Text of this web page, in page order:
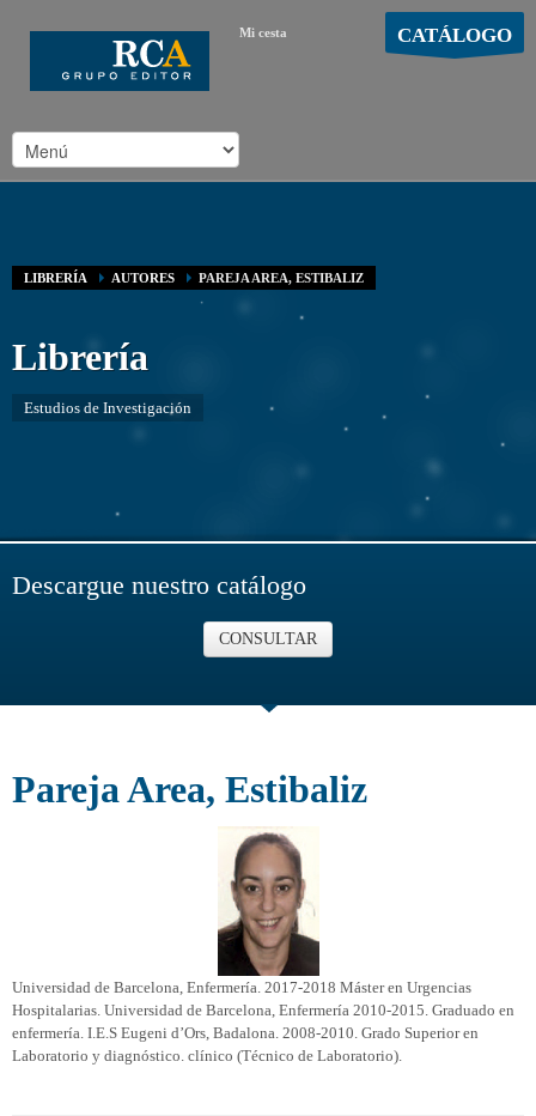
Mi cesta CATÁLOGO
LIBRERÍA AUTORES PAREJA AREA, ESTIBALIZ
Librería
Estudios de Investigación
Descargue nuestro catálogo
CONSULTAR
Pareja Area, Estibaliz
Universidad de Barcelona, Enfermería. 2017-2018 Máster en Urgencias
Hospitalarias. Universidad de Barcelona, Enfermería 2010-2015. Graduado en
enfermería. I.E.S Eugeni d’Ors, Badalona. 2008-2010. Grado Superior en
Laboratorio y diagnóstico. clínico (Técnico de Laboratorio).